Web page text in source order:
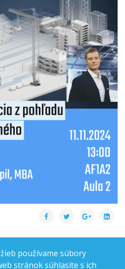
používame súbory
stránok súhlasíte s ich